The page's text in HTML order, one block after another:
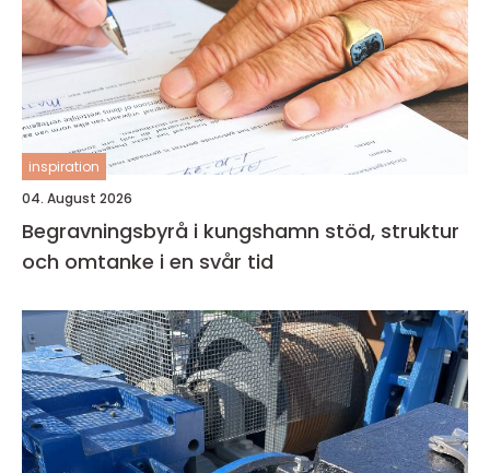
inspiration
04. August 2026
Begravningsbyrå i kungshamn stöd, struktur
och omtanke i en svår tid